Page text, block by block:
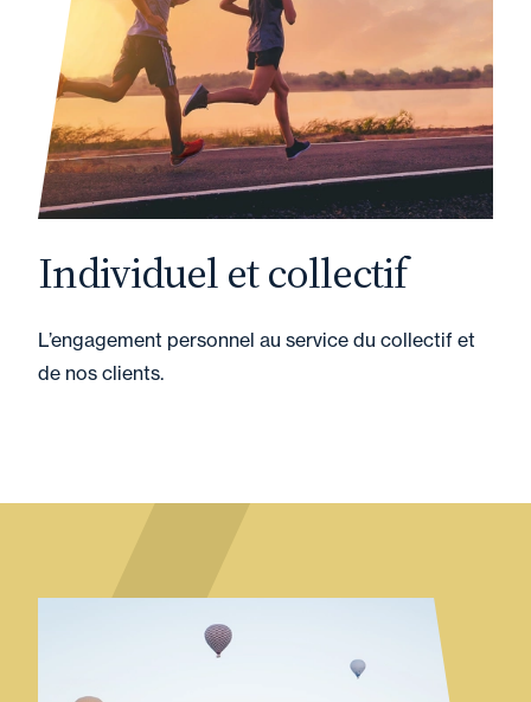
Individuel et collectif
L’engagement personnel au service du collectif et
de nos clients.